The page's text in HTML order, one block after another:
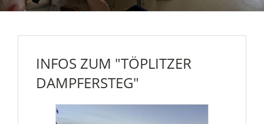
INFOS ZUM "TÖPLITZER
DAMPFERSTEG"